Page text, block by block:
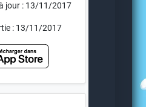
jour : 13/11/2017
: 13/11/2017